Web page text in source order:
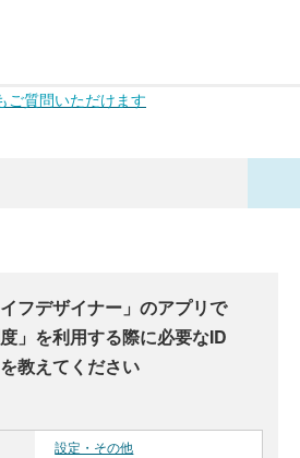
質問いただけます
イフデザイナー」のアプリで
」を利用する際に必要なID
教えてください
設定・その他